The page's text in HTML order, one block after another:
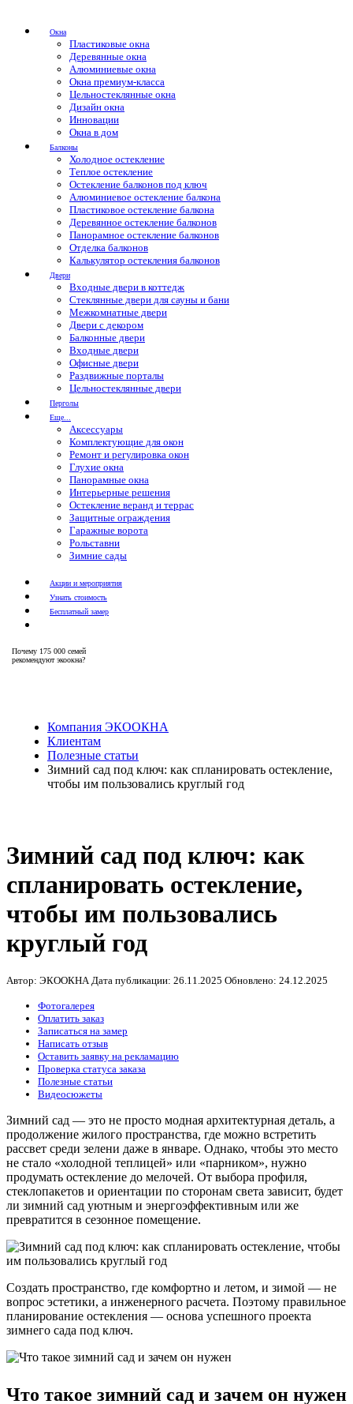
Окна
Пластиковые окна
Деревянные окна
Алюминиевые окна
Окна премиум-класса
Цельностеклянные окна
Дизайн окна
Инновации
Окна в дом
Балконы
Холодное остекление
Теплое остекление
Остекление балконов под ключ
Алюминиевое остекление балкона
Пластиковое остекление балкона
Деревянное остекление балконов
Панорамное остекление балконов
Отделка балконов
Калькулятор остекления балконов
Двери
Входные двери в коттедж
Стеклянные двери для сауны и бани
Межкомнатные двери
Двери с декором
Балконные двери
Входные двери
Офисные двери
Раздвижные порталы
Цельностеклянные двери
Перголы
Еще...
Аксессуары
Комплектующие для окон
Ремонт и регулировка окон
Глухие окна
Панорамные окна
Интерьерные решения
Остекление веранд и террас
Защитные ограждения
Гаражные ворота
Рольставни
Зимние сады
Акции и мероприятия
Узнать стоимость
Бесплатный замер
Почему 175 000 семей
рекомендуют экоокна?
Компания ЭКООКНА
Клиентам
Полезные статьи
Зимний сад под ключ: как спланировать остекление,
чтобы им пользовались круглый год
Зимний сад под ключ: как
спланировать остекление,
чтобы им пользовались
круглый год
Автор: ЭКООКНА Дата публикации: 26.11.2025 Обновлено: 24.12.2025
Фотогалерея
Оплатить заказ
Записаться на замер
Написать отзыв
Оставить заявку на рекламацию
Проверка статуса заказа
Полезные статьи
Видеосюжеты
Зимний сад — это не просто модная архитектурная деталь, а
продолжение жилого пространства, где можно встретить
рассвет среди зелени даже в январе. Однако, чтобы это место
не стало «холодной теплицей» или «парником», нужно
продумать остекление до мелочей. От выбора профиля,
стеклопакетов и ориентации по сторонам света зависит, будет
ли зимний сад уютным и энергоэффективным или же
превратится в сезонное помещение.
Создать пространство, где комфортно и летом, и зимой — не
вопрос эстетики, а инженерного расчета. Поэтому правильное
планирование остекления — основа успешного проекта
зимнего сада под ключ.
Что такое зимний сад и зачем он нужен